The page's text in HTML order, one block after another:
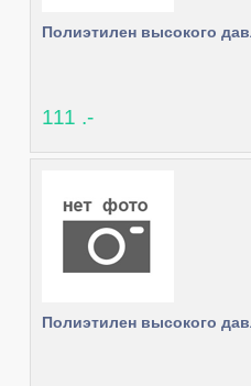
Полиэтилен высокого
111 .-
Полиэтилен высокого